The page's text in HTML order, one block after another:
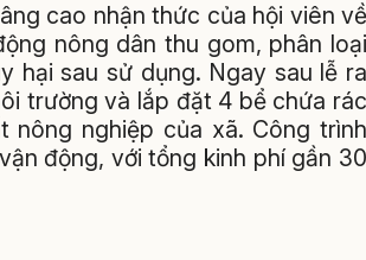
cao nhận thức của hội viên về
nông dân thu gom, phân loại
hại sau sử dụng. Ngay sau lễ ra
trường và lắp đặt 4 bể chứa rác
nông nghiệp của xã. Công trình
động, với tổng kinh phí gần 30